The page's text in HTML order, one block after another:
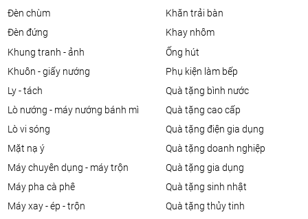
đèn chùm
đèn đứng
khăn trải bàn
khay nhôm
khung tranh - ảnh
khuôn - giấy nướng
ly - tách
lò nướng - máy nướng bánh mì
lò vi sóng
mặt nạ ý
máy chuyên dụng - máy trộn
máy pha cà phê
máy xay - ép - trộn
ống hút
phụ kiện làm bếp
quà tặng bình nước
quà tặng cao cấp
quà tặng điện gia dụng
quà tặng doanh nghiệp
quà tặng gia dụng
quà tặng sinh nhật
quà tặng thủy tinh